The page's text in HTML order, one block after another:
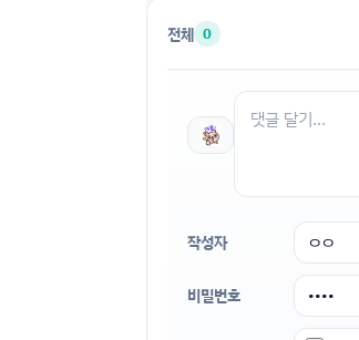
전체 0
작성자
비밀번호